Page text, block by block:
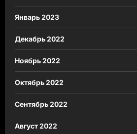
Январь 2023
Декабрь 2022
Ноябрь 2022
Октябрь 2022
Сентябрь 2022
Август 2022